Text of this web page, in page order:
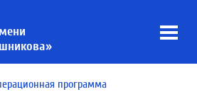
программа